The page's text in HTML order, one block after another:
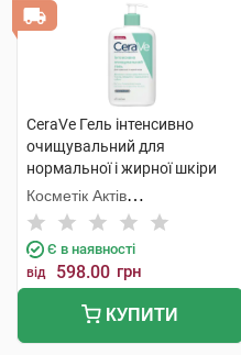
CeraVe Гель інтенсивно
очищувальний для
нормальної і жирної шкіри
обличчя та тіла 473 мл 1
флакон
Косметік Актів
Інтернаціональ
Є в наявності
від 598.00 грн
КУПИТИ